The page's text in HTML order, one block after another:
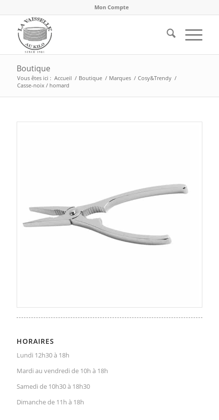
Mon Compte
Boutique
Vous êtes ici : Accueil / Boutique / Marques / Cosy&Trendy /
Casse-noix / homard
HORAIRES
Lundi 12h30 à 18h
Mardi au vendredi de 10h à 18h
Samedi de 10h30 à 18h30
Dimanche de 11h à 18h